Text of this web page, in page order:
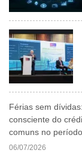
Férias sem
consciente do
comuns no período
06/07/2026